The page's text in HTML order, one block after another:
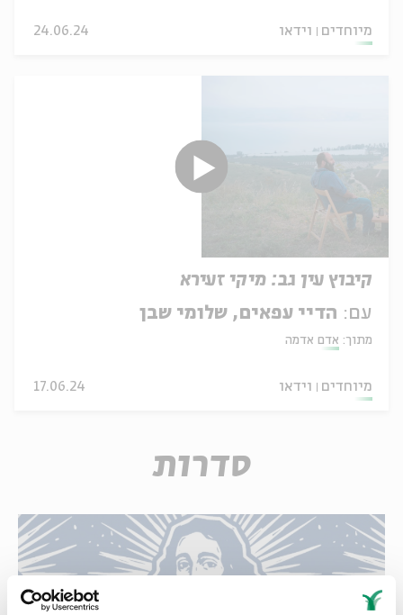
מיוחדים וידאו 24.06.24
קיבוץ עין גב: מיקי זעירא
עם: הדיי עפאים, שלומי שבן
מתוך: אדם אדמה
מיוחדים וידאו 17.06.24
סדרות